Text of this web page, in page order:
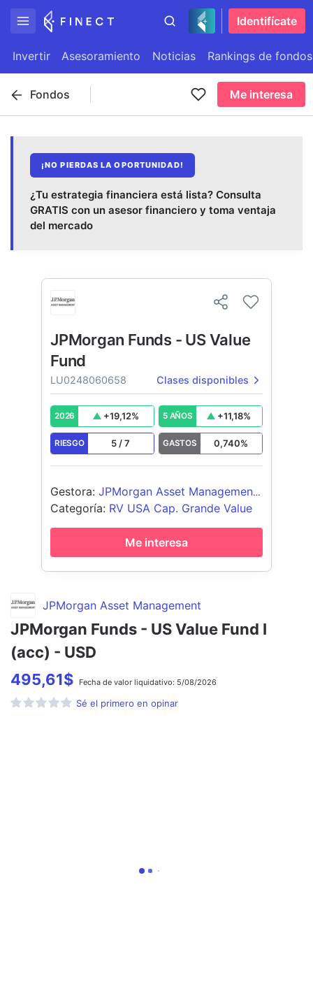
Identifícate
Invertir Asesoramiento Noticias Rankings de fondos
Fondos Me interesa
¡NO PIERDAS LA OPORTUNIDAD!
¿Tu estrategia financiera está lista? Consulta
GRATIS con un asesor financiero y toma ventaja
del mercado
JPMorgan Asset Management
JPMorgan Funds - US Value Fund I
(acc) - USD
495,61$ Fecha de valor liquidativo: 5/08/2026
Sé el primero en opinar
JPMorgan Funds - US Value
Fund
LU0248060658 Clases disponibles
2026 +19,12% 5 AÑOS +11,18%
RIESGO 5 /7 GASTOS 0,740%
Gestora: JPMorgan Asset Management
(Europe) S.à r.l.
Categoría: RV USA Cap. Grande Value
Me interesa